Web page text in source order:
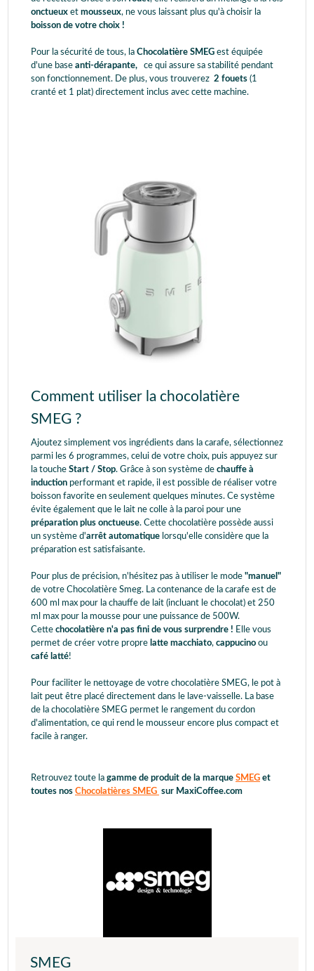
onctueux et mousseux, ne vous laissant plus qu'à choisir la
boisson de votre choix !
Pour la sécurité de tous, la Chocolatière SMEG est équipée
d'une base anti-dérapante,
ce qui assure sa stabilité pendant
son fonctionnement. De plus, vous trouverez 2 fouets (1
cranté et 1 plat) directement inclus avec cette machine.
Comment utiliser la chocolatière
SMEG ?
Ajoutez simplement vos ingrédients dans la carafe, sélectionnez
parmi les 6 programmes, celui de votre choix, puis appuyez sur
la touche Start / Stop. Grâce à son système de chauffe à
induction performant et rapide, il est possible de réaliser votre
boisson favorite en seulement quelques minutes. Ce système
évite également que le lait ne colle à la paroi pour une
préparation plus onctueuse. Cette chocolatière possède aussi
un système d'arrêt automatique lorsqu'elle considère que la
préparation est satisfaisante.
Pour plus de précision, n'hésitez pas à utiliser le mode "manuel"
de votre Chocolatière Smeg. La contenance de la carafe est de
600 ml max pour la chauffe de lait (incluant le chocolat) et 250
ml max pour la mousse pour une puissance de 500W.
Cette chocolatière n'a pas fini de vous surprendre ! Elle vous
permet de créer votre propre latte macchiato, cappucino ou
café latté!
Pour faciliter le nettoyage de votre chocolatière SMEG, le pot à
lait peut être placé directement dans le lave-vaisselle. La base
de la chocolatière SMEG permet le rangement du cordon
d'alimentation, ce qui rend le mousseur encore plus compact et
facile à ranger.
Retrouvez toute la gamme de produit de la marque SMEG et
toutes nos Chocolatières SMEG sur MaxiCoffee.com
SMEG